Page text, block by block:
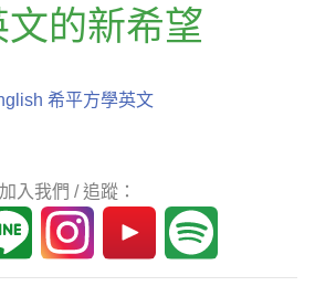
文的新希望
希平方學英文
加入我們 / 追蹤：